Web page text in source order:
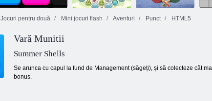
Jocuri pentru două Mini jocuri flash Aventuri Punct HTML5
Vară Munitii
Summer Shells
Se arunca cu capul la fund de Management (săgeți), și să colecteze cât
bonus.